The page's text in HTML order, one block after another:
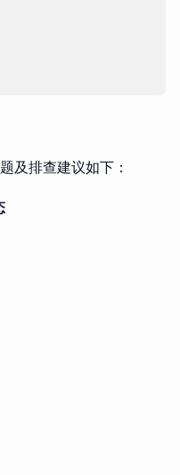
及排查建议如下：